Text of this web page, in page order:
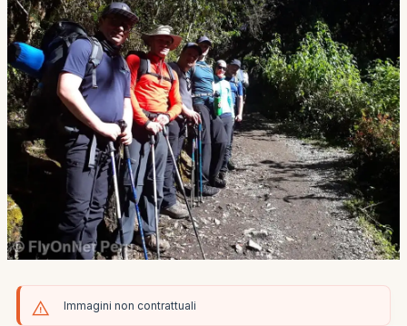
Immagini non contrattuali